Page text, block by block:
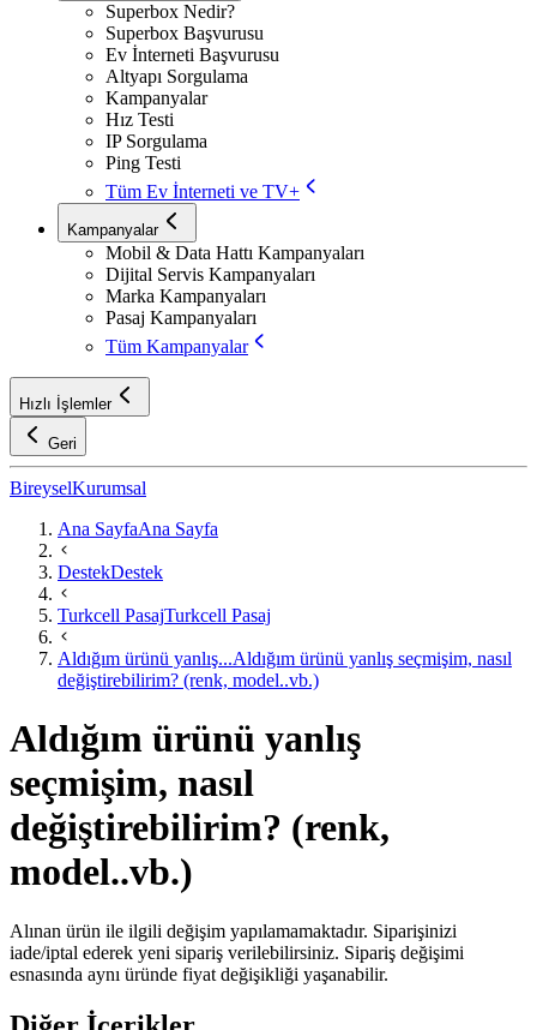
Superbox Nedir?
Superbox Başvurusu
Ev İnterneti Başvurusu
Altyapı Sorgulama
Kampanyalar
Hız Testi
IP Sorgulama
Ping Testi
Tüm Ev İnterneti ve TV+
Kampanyalar
Mobil & Data Hattı Kampanyaları
Dijital Servis Kampanyaları
Marka Kampanyaları
Pasaj Kampanyaları
Tüm Kampanyalar
Hızlı İşlemler
Geri
BireyselKurumsal
Ana SayfaAna Sayfa
DestekDestek
Turkcell PasajTurkcell Pasaj
Aldığım ürünü yanlış...Aldığım ürünü yanlış seçmişim, nasıl
değiştirebilirim? (renk, model..vb.)
Aldığım ürünü yanlış
seçmişim, nasıl
değiştirebilirim? (renk,
model..vb.)
Alınan ürün ile ilgili değişim yapılamamaktadır. Siparişinizi
iade/iptal ederek yeni sipariş verilebilirsiniz. Sipariş değişimi
esnasında aynı üründe fiyat değişikliği yaşanabilir.​